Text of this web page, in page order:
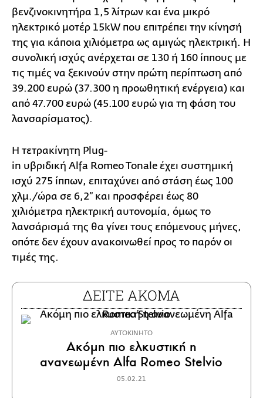
βενζινοκινητήρα 1,5 λίτρων και ένα μικρό
ηλεκτρικό μοτέρ 15kW που επιτρέπει την κίνησή
της για κάποια χιλιόμετρα ως αμιγώς ηλεκτρική. Η
συνολική ισχύς ανέρχεται σε 130 ή 160 ίππους με
τις τιμές να ξεκινούν στην πρώτη περίπτωση από
39.200 ευρώ (37.300 η προωθητική ενέργεια) και
από 47.700 ευρώ (45.100 ευρώ για τη φάση του
λανσαρίσματος).
Η τετρακίνητη Plug-
in υβριδική Alfa Romeo Tonale έχει συστημική
ισχύ 275 ίππων, επιταχύνει από στάση έως 100
χλμ./ώρα σε 6,2’’ και προσφέρει έως 80
χιλιόμετρα ηλεκτρική αυτονομία, όμως το
λανσάρισμά της θα γίνει τους επόμενους μήνες,
οπότε δεν έχουν ανακοινωθεί προς το παρόν οι
τιμές της.
ΔΕΙΤΕ ΑΚΟΜΑ
ΑΥΤΟΚΙΝΗΤΟ
Ακόμη πιο ελκυστική η
ανανεωμένη Alfa Romeo Stelvio
05.02.21